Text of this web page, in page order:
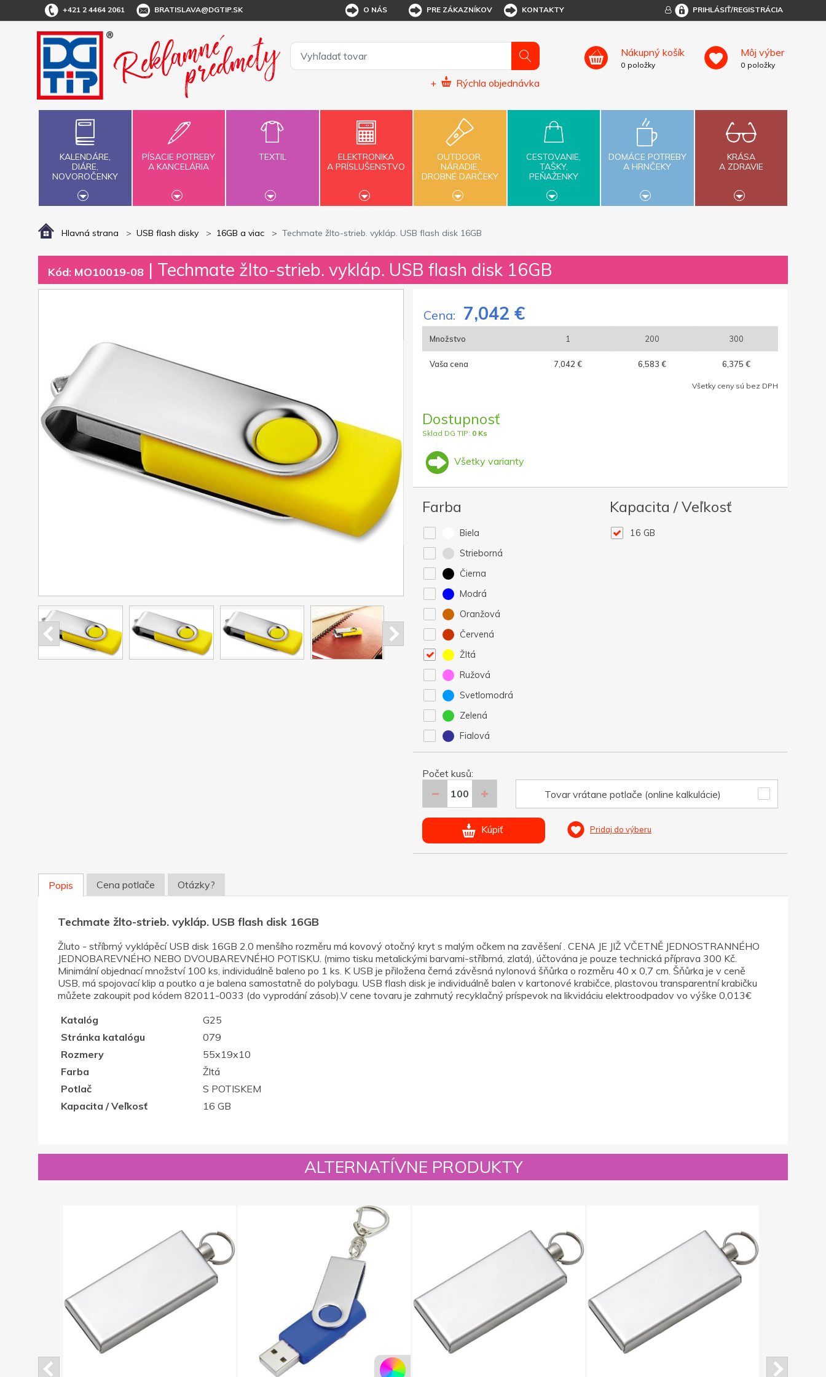
+421 2 4464 2061 BRATISLAVA@DGTIP.SK O NÁS PRE ZÁKAZNÍKOV KONTAKTY PRIHLÁSIŤ/REGISTRÁCIA
+ Rýchla objednávka
Nákupný košík
0 položky
Môj výber
0 položky
KALENDÁRE,
DIÁRE,
NOVOROČENKY
PÍSACIE POTREBY
A KANCELÁRIA
TEXTIL
ELEKTRONIKA
A PRÍSLUŠENSTVO
OUTDOOR,
NÁRADIE,
DROBNÉ DARČEKY
CESTOVANIE,
TAŠKY,
PEŇAŽENKY
DOMÁCE POTREBY
A HRNČEKY
KRÁSA
A ZDRAVIE
Hlavná strana USB flash disky 16GB a viac Techmate žlto-strieb. vykláp. USB flash disk 16GB
Kód: MO10019-08 | Techmate žlto-strieb. vykláp. USB flash disk 16GB
Cena: 7,042 €
Množstvo 1 200 300
Vaša cena 7,042 € 6,583 € 6,375 €
Všetky ceny sú bez DPH
Dostupnosť
Sklad DG TIP: 0 Ks
Všetky varianty
Farba
Biela
Strieborná
Čierna
Modrá
Oranžová
Červená
Žltá
Ružová
Svetlomodrá
Zelená
Fialová
Kapacita / Veľkosť
16 GB
Počet kusů:
Tovar vrátane potlače (online kalkulácie)
Kúpiť Pridaj do výberu
Popis Cena potlače Otázky?
Techmate žlto-strieb. vykláp. USB flash disk 16GB
Žluto - stříbrný vyklápěcí USB disk 16GB 2.0 menšího rozměru má kovový otočný kryt s malým očkem na zavěšení . CENA JE JIŽ VČETNĚ JEDNOSTRANNÉHO
JEDNOBAREVNÉHO NEBO DVOUBAREVNÉHO POTISKU. (mimo tisku metalickými barvami-stříbrná, zlatá), účtována je pouze technická příprava 300 Kč.
Minimální objednací množství 100 ks, individuálně baleno po 1 ks. K USB je přiložena černá závěsná nylonová šňůrka o rozměru 40 x 0,7 cm. Šňůrka je v ceně
USB, má spojovací klip a poutko a je balena samostatně do polybagu. USB flash disk je individuálně balen v kartonové krabičce, plastovou transparentní krabičku
můžete zakoupit pod kódem 82011-0033 (do vyprodání zásob).V cene tovaru je zahrnutý recyklačný príspevok na likvidáciu elektroodpadov vo výške 0,013€
Katalóg
G25
Stránka katalógu
079
Rozmery
55x19x10
Farba
Žltá
Potlač
S POTISKEM
Kapacita / Veľkosť
16 GB
ALTERNATÍVNE PRODUKTY